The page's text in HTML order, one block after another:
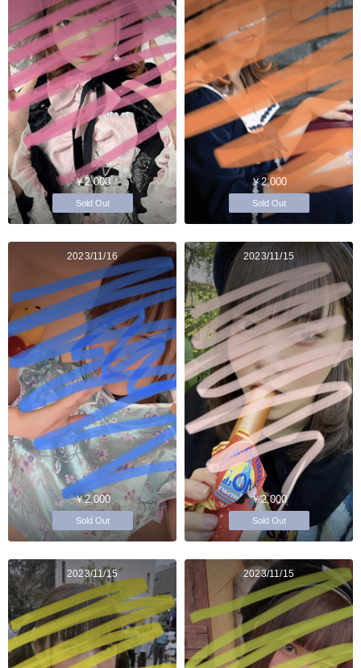
￥2,000
Sold Out
￥2,000
Sold Out
2023/11/16
￥2,000
Sold Out
2023/11/15
￥2,000
Sold Out
2023/11/15 2023/11/15